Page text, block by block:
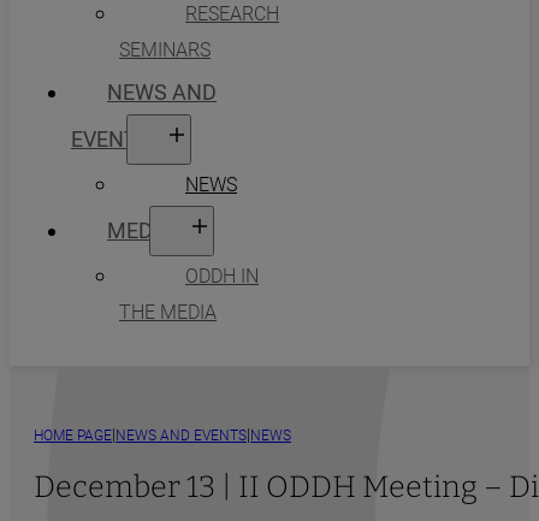
RESEARCH
SEMINARS
NEWS AND
EVENTS
NEWS
MEDIA
ODDH IN
THE MEDIA
HOME PAGE|NEWS AND EVENTS|NEWS
December 13 | II ODDH Meeting –